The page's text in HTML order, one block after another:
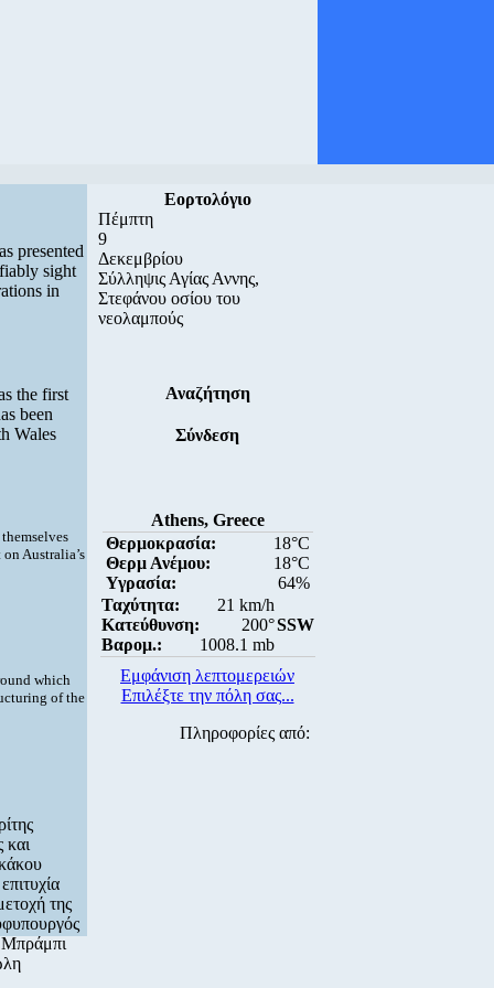
presented
sight
in
the first
been
Wales
Australia’s
which
of the
και
της
Μπράμπι
Εορτολόγιο
Πέμπτη
9
Δεκεμβρίου
Σύλληψις Αγίας Αννης,
Στεφάνου οσίου του
νεολαμπούς
Αναζήτηση
Σύνδεση
Athens, Greece
Θερμοκρασία:
18°C
Θερμ Ανέμου:
18°C
Υγρασία:
64%
Ταχύτητα:
21 km/h
Κατεύθυνση:
200°
Βαρομ.:
1008.1 mb
SSW
Εμφάνιση λεπτομερειών
Επιλέξτε την πόλη σας...
Πληροφορίες από: